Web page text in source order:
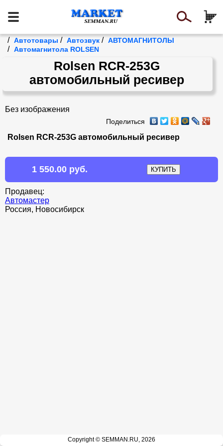
/ Автотовары / Автозвук / АВТОМАГНИТОЛЫ
/ Автомагнитола ROLSEN
Rolsen RCR-253G
автомобильный ресивер
Без изображения
Поделиться
Rolsen RCR-253G автомобильный ресивер
1 550.00 руб.
Продавец:
Автомастер
Россия, Новосибирск
Copyright © SEMMAN.RU, 2026